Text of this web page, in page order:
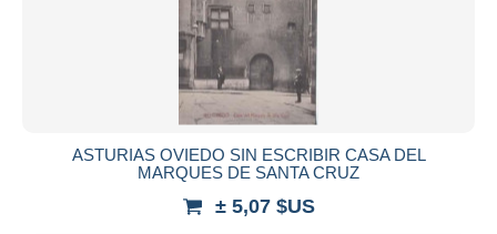
ASTURIAS OVIEDO SIN ESCRIBIR CASA DEL
MARQUES DE SANTA CRUZ
± 5,07 $US